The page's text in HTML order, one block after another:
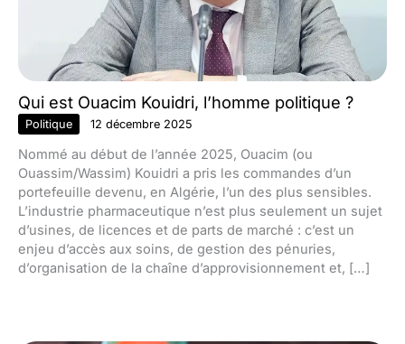
Qui est Ouacim Kouidri, l’homme politique ?
Politique 12 décembre 2025
Nommé au début de l’année 2025, Ouacim (ou
Ouassim/Wassim) Kouidri a pris les commandes d’un
portefeuille devenu, en Algérie, l’un des plus sensibles.
L’industrie pharmaceutique n’est plus seulement un sujet
d’usines, de licences et de parts de marché : c’est un
enjeu d’accès aux soins, de gestion des pénuries,
d’organisation de la chaîne d’approvisionnement et, […]